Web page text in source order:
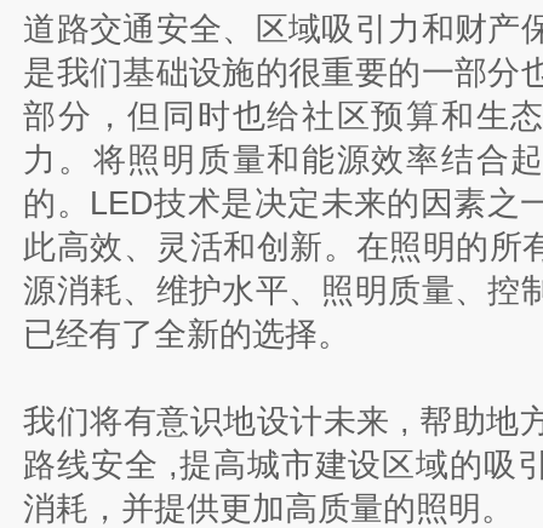
道路交通安全、区域吸引力和财产
是我们基础设施的很重要的一部分
部分，但同时也给社区预算和生
力。将照明质量和能源效率结合
的。LED技术是决定未来的因素之
此高效、灵活和创新。在照明的所
源消耗、维护水平、照明质量、控
已经有了全新的选择。
我们将有意识地设计未来 , 帮助地
路线安全 ,提高城市建设区域的吸
消耗，并提供更加高质量的照明。